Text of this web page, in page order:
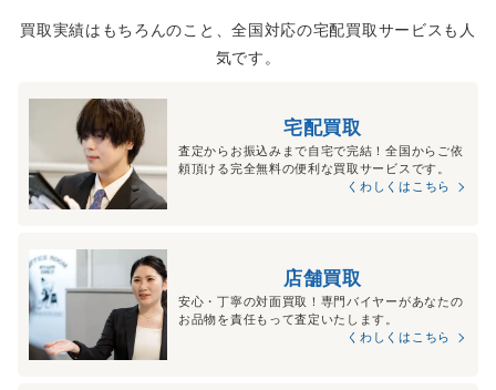
買取実績はもちろんのこと、全国対応の宅配買取サービスも人
気です。
宅配買取
査定からお振込みまで自宅で完結！全国からご依
頼頂ける完全無料の便利な買取サービスです。
くわしくはこちら
店舗買取
安心・丁寧の対面買取！専門バイヤーがあなたの
お品物を責任もって査定いたします。
くわしくはこちら